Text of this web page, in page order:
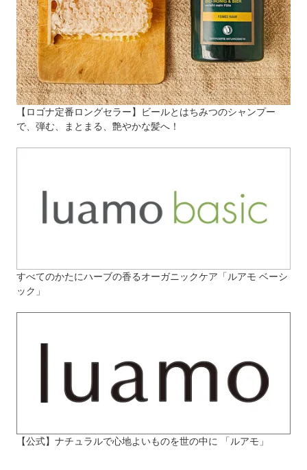
【ロゴナ定番ロングセラー】ビールとはちみつのシャンプー
で、弾む、まとまる、艶やかな髪へ！
すべてのかたにハーブの香るオーガニックケア「ルアモ ベーシ
ック」
【公式】ナチュラルで心地よいものを世の中に 「ルアモ」